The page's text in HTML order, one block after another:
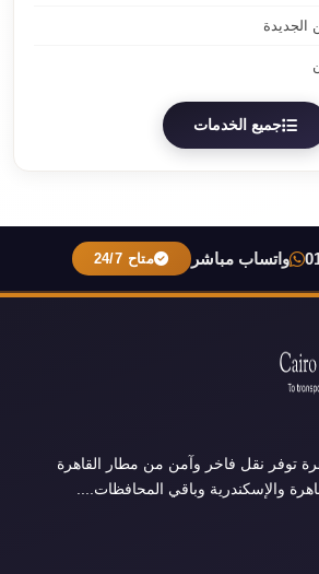
جميع الخدمات
واتساب مباشر متاح 24/7
توفر نقل فاخر وآمن من مطار القاهرة
والإسكندرية وباقي المحافظات....